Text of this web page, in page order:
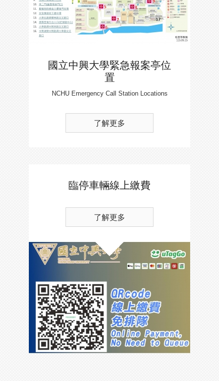
國立中興大學緊急報案亭位
置
NCHU Emergency Call Station Locations
了解更多
臨停車輛線上繳費
了解更多